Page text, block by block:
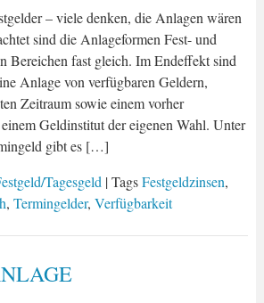
– viele denken, die Anlagen wären
sind die Anlageformen Fest- und
Bereichen fast gleich. Im Endeffekt sind
Anlage von verfügbaren Geldern,
Zeitraum sowie einem vorher
Geldinstitut der eigenen Wahl. Unter
gibt es […]
Tagesgeld | TagsFestgeldzinsen,
, Termingelder, Verfügbarkeit